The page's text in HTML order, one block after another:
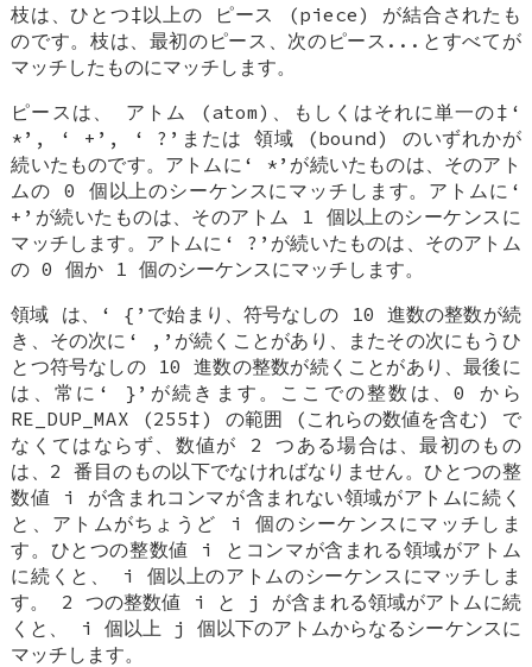
枝は、ひとつ‡以上の
ピース (piece)
が結合されたも
のです。枝は、最初のピース、次のピース...とすべてが
マッチしたものにマッチします。
ピースは、 アトム (atom)
、もしくはそれに単一の‡‘
* ’, ‘ + ’, ‘ ? ’または領域 (bound)
のいずれかが
続いたものです。アトムに‘ * ’が続いたものは、そのアト
ムの 0 個以上のシーケンスにマッチします。アトムに‘
+ ’が続いたものは、そのアトム 1 個以上のシーケンスに
マッチします。アトムに‘ ? ’が続いたものは、そのアトム
の 0 個か 1 個のシーケンスにマッチします。
領域 は、‘ { ’で始まり、符号なしの 10 進数の整数が続
き、その次に‘
, ’が続くことがあり、またその次にもうひ
とつ符号なしの 10 進数の整数が続くことがあり、最後に
は、常に‘
} ’が続きます。ここでの整数は、0 から
RE_DUP_MAX (255‡) の範囲 (これらの数値を含む) で
なくてはならず、数値が 2 つある場合は、最初のもの
は、2 番目のもの以下でなければなりません。ひとつの整
数値 i
が含まれコンマが含まれない領域がアトムに続く
と、アトムがちょうど
i
個のシーケンスにマッチしま
す。ひとつの整数値 i
とコンマが含まれる領域がアトム
に続くと、 i
個以上のアトムのシーケンスにマッチしま
す。 2 つの整数値
i と j
が含まれる領域がアトムに続
くと、
i 個以上 j
個以下のアトムからなるシーケンスに
マッチします。